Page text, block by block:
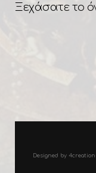
Ξεχάσατε το
Designed by